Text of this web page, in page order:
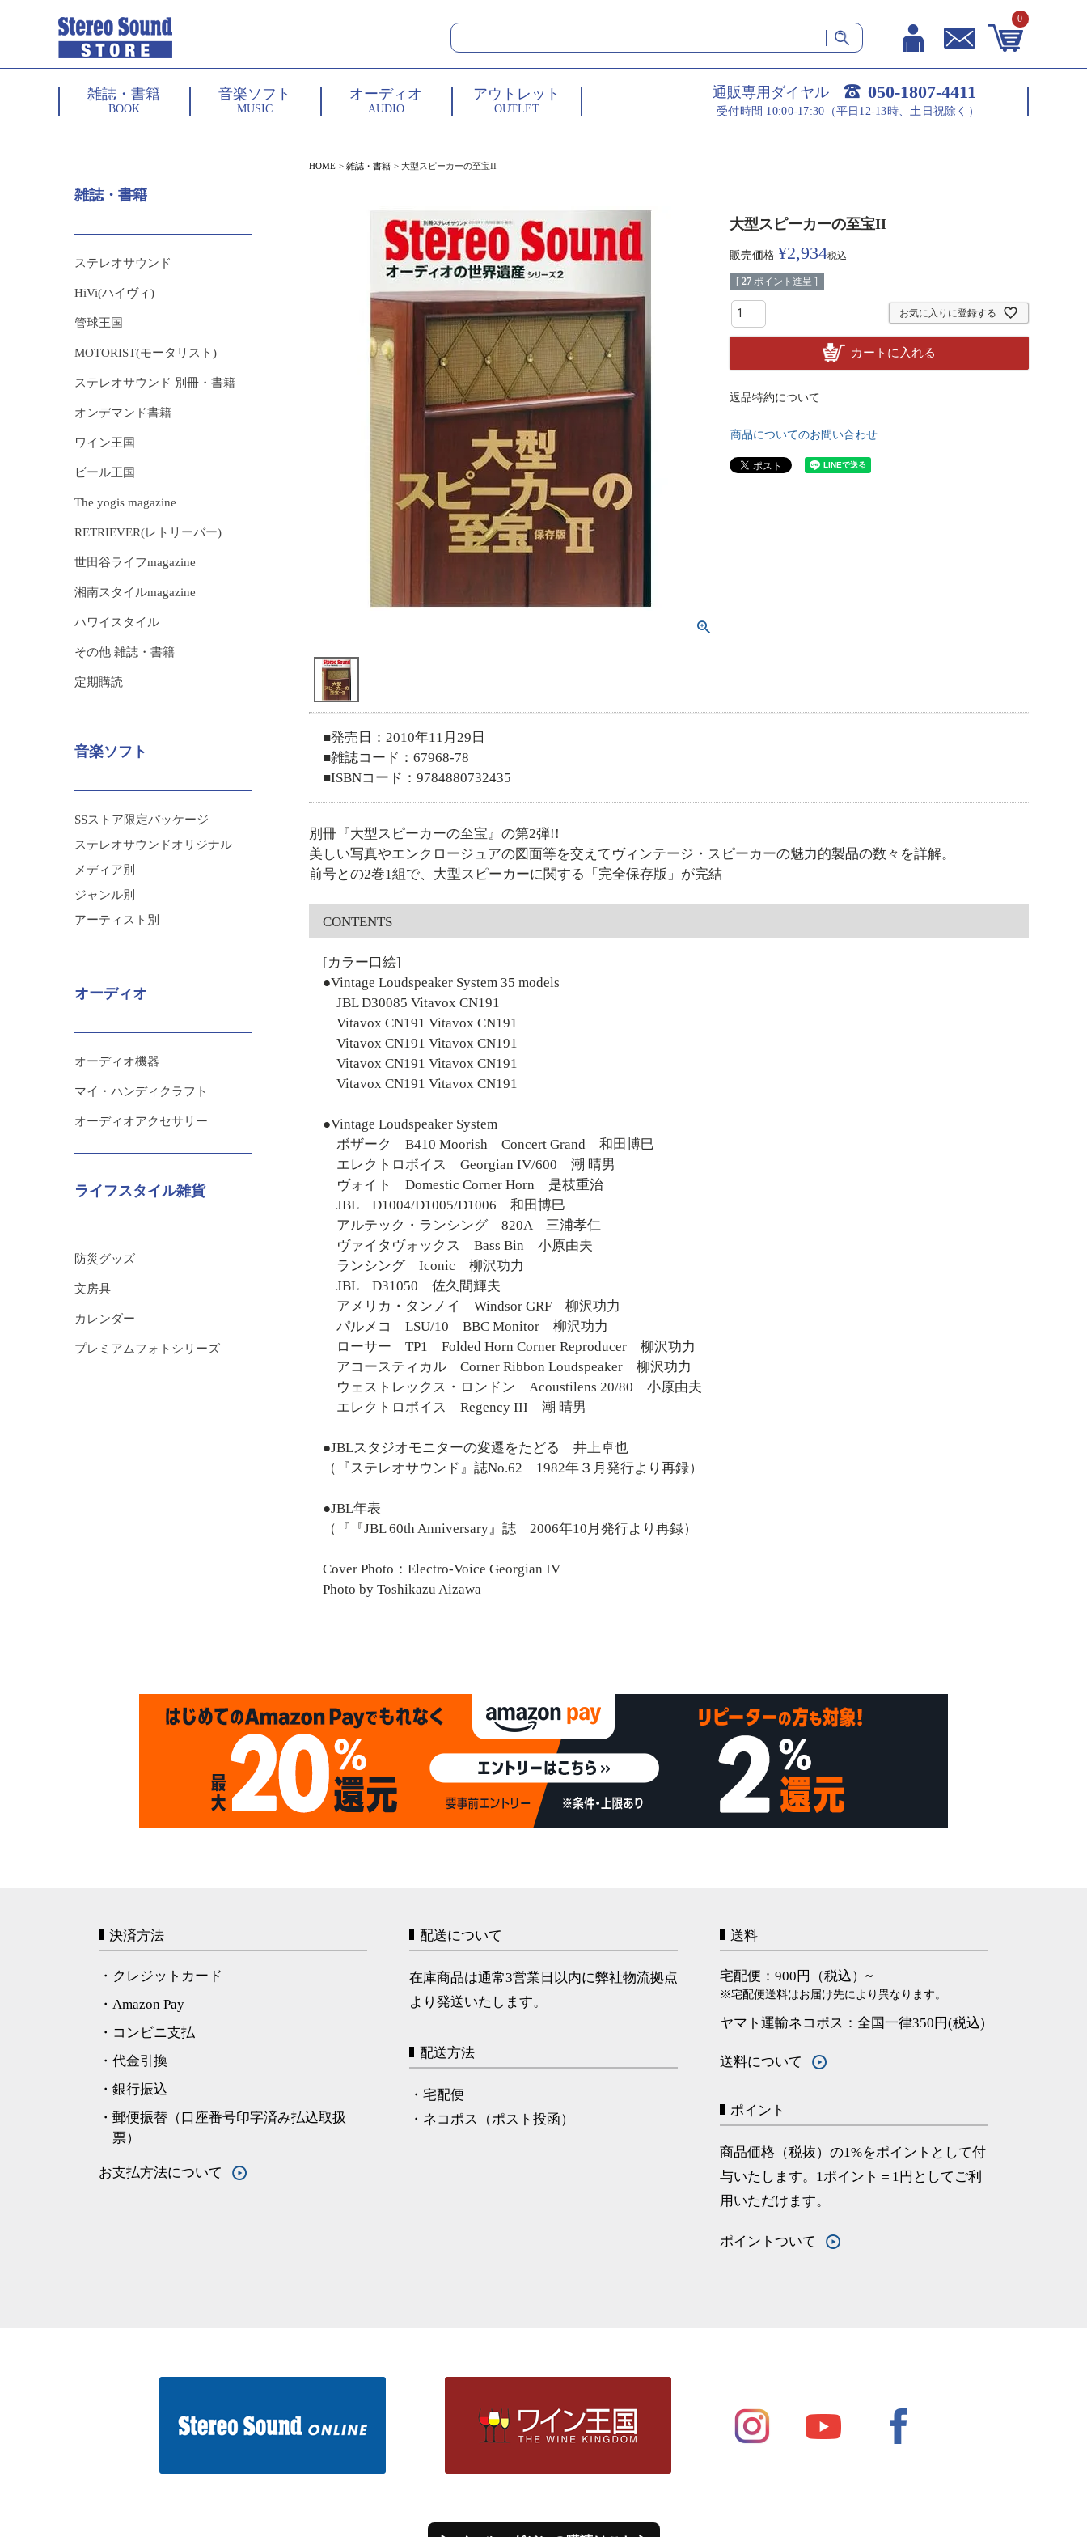
0
雑誌・書籍
BOOK
音楽ソフト
MUSIC
オーディオ
AUDIO
アウトレット
OUTLET
通販専用ダイヤル 050-1807-4411
受付時間 10:00-17:30（平日12-13時、土日祝除く）
雑誌・書籍
ステレオサウンド
HiVi(ハイヴィ)
管球王国
MOTORIST(モータリスト)
ステレオサウンド 別冊・書籍
オンデマンド書籍
ワイン王国
ビール王国
The yogis magazine
RETRIEVER(レトリーバー)
世田谷ライフmagazine
湘南スタイルmagazine
ハワイスタイル
その他 雑誌・書籍
定期購読
音楽ソフト
SSストア限定パッケージ
ステレオサウンドオリジナル
メディア別
ジャンル別
アーティスト別
オーディオ
オーディオ機器
マイ・ハンディクラフト
オーディオアクセサリー
ライフスタイル雑貨
防災グッズ
文房具
カレンダー
プレミアムフォトシリーズ
HOME 雑誌・書籍 大型スピーカーの至宝II
大型スピーカーの至宝II
販売価格 ¥2,934税込
[ 27 ポイント進呈 ]
お気に入りに登録する
カートに入れる
返品特約について
商品についてのお問い合わせ
■発売日：2010年11月29日
■雑誌コード：67968-78
■ISBNコード：9784880732435
別冊『大型スピーカーの至宝』の第2弾!!
美しい写真やエンクロージュアの図面等を交えてヴィンテージ・スピーカーの魅力的製品の数々を詳解。
前号との2巻1組で、大型スピーカーに関する「完全保存版」が完結
CONTENTS
[カラー口絵]
●Vintage Loudspeaker System 35 models
JBL D30085 Vitavox CN191
Vitavox CN191 Vitavox CN191
Vitavox CN191 Vitavox CN191
Vitavox CN191 Vitavox CN191
Vitavox CN191 Vitavox CN191
●Vintage Loudspeaker System
ボザーク B410 Moorish Concert Grand 和田博巳
エレクトロボイス Georgian IV/600 潮 晴男
ヴォイト Domestic Corner Horn 是枝重治
JBL D1004/D1005/D1006 和田博巳
アルテック・ランシング 820A 三浦孝仁
ヴァイタヴォックス Bass Bin 小原由夫
ランシング Iconic 柳沢功力
JBL D31050 佐久間輝夫
アメリカ・タンノイ Windsor GRF 柳沢功力
パルメコ LSU/10 BBC Monitor 柳沢功力
ローサー TP1 Folded Horn Corner Reproducer 柳沢功力
アコースティカル Corner Ribbon Loudspeaker 柳沢功力
ウェストレックス・ロンドン Acoustilens 20/80 小原由夫
エレクトロボイス Regency III 潮 晴男
●JBLスタジオモニターの変遷をたどる 井上卓也
（『ステレオサウンド』誌No.62 1982年３月発行より再録）
●JBL年表
（『『JBL 60th Anniversary』誌 2006年10月発行より再録）
Cover Photo：Electro-Voice Georgian IV
Photo by Toshikazu Aizawa
決済方法
・クレジットカード
・Amazon Pay
・コンビニ支払
・代金引換
・銀行振込
・郵便振替（口座番号印字済み払込取扱
票）
お支払方法について
配送について
在庫商品は通常3営業日以内に弊社物流拠点
より発送いたします。
配送方法
・宅配便
・ネコポス（ポスト投函）
送料
宅配便：900円（税込）~
※宅配便送料はお届け先により異なります。
ヤマト運輸ネコポス：全国一律350円(税込)
送料について
ポイント
商品価格（税抜）の1%をポイントとして付
与いたします。1ポイント＝1円としてご利
用いただけます。
ポイントついて